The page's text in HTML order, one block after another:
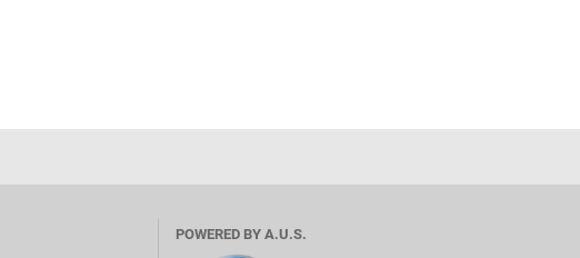
POWERED BY A.U.S.